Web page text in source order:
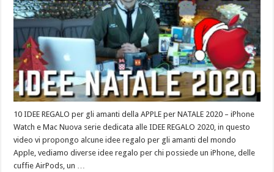
10 IDEE REGALO per gli amanti della APPLE per NATALE 2020 – iPhone
Watch e Mac Nuova serie dedicata alle IDEE REGALO 2020, in questo
video vi propongo alcune idee regalo per gli amanti del mondo
Apple, vediamo diverse idee regalo per chi possiede un iPhone, delle
cuffie AirPods, un …